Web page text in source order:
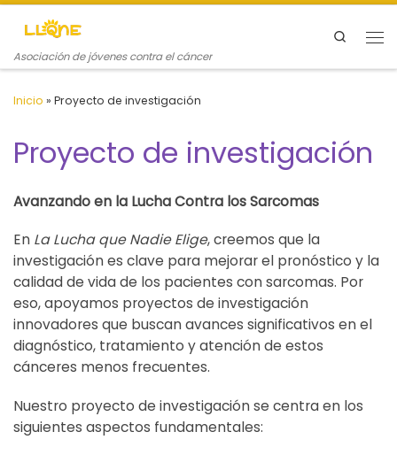
Saltar al contenido
Asociación de jóvenes contra el cáncer
Search
Inicio » Proyecto de investigación
Proyecto de investigación
Avanzando en la Lucha Contra los Sarcomas
En La Lucha que Nadie Elige, creemos que la
investigación es clave para mejorar el pronóstico y la
calidad de vida de los pacientes con sarcomas. Por
eso, apoyamos proyectos de investigación
innovadores que buscan avances significativos en el
diagnóstico, tratamiento y atención de estos
cánceres menos frecuentes.
Nuestro proyecto de investigación se centra en los
siguientes aspectos fundamentales: